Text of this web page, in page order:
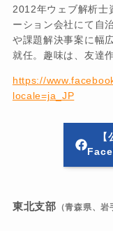
2012年ウェブ解析士
ーション会社にて自
や課題解決事案に幅
就任。趣味は、友達
https://
locale=ja_JP
東北支部 （青森県、